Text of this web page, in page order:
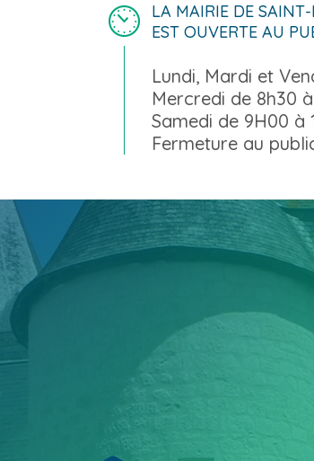
LA MAIRIE DE
EST OUVERTE AU
Lundi, Mardi et
Mercredi de 8h30
Samedi de 9H00 à
Fermeture au